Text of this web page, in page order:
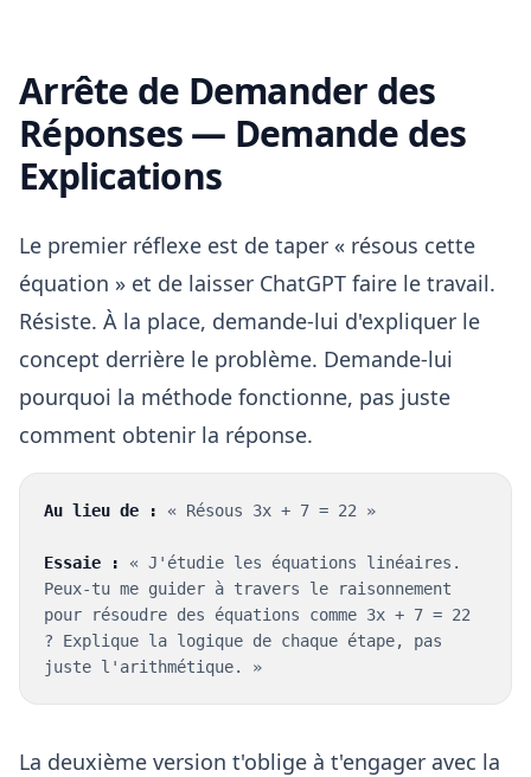
Arrête de Demander des
Réponses — Demande des
Explications
Le premier réflexe est de taper « résous cette
équation » et de laisser ChatGPT faire le travail.
Résiste. À la place, demande-lui d'expliquer le
concept derrière le problème. Demande-lui
pourquoi la méthode fonctionne, pas juste
comment obtenir la réponse.
Au lieu de : « Résous 3x + 7 = 22 »
Essaie :
« J'étudie les équations linéaires.
Peux-tu me guider à travers le raisonnement
pour résoudre des équations comme 3x + 7 = 22
? Explique la logique de chaque étape, pas
juste l'arithmétique. »
La deuxième version t'oblige à t'engager avec la